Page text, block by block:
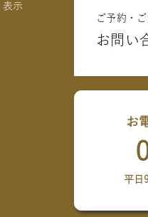
表示
ご予約・
お問い
お
平日